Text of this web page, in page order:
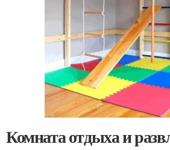
Комната отдыха и